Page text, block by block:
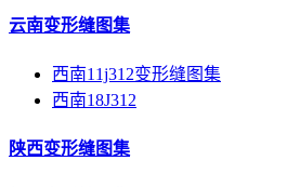
云南变形缝图集
西南11j312变形缝图集
西南18J312
陕西变形缝图集